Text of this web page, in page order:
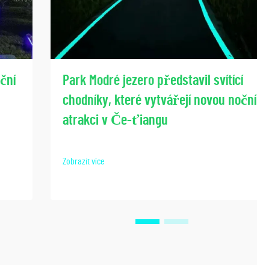
Park Modré jezero představil svítící
chodníky, které vytvářejí novou noční
atrakci v Če-ťiangu
Zobrazit více